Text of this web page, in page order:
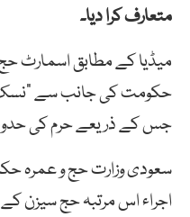
متعارف کرا دیا۔
میڈیا کے مطابق اسمارٹ
حکومت کی جانب سے “نسک
جس کے ذریعے حرم کی
سعودی وزارت حج و عمرہ
اجراء اس مرتبہ حج سیزن